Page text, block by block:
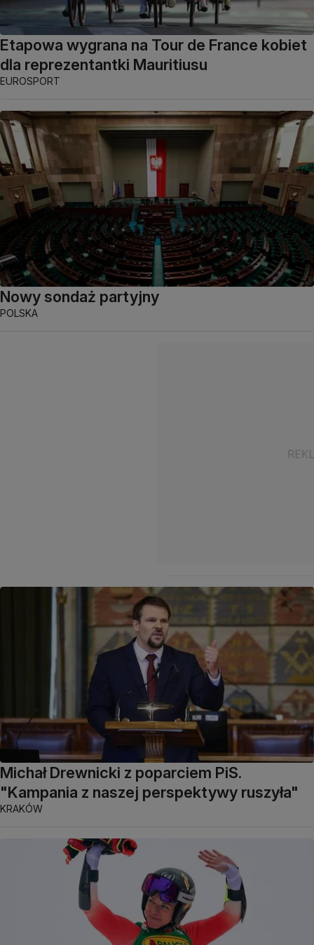
Etapowa wygrana na Tour de France kobiet
dla reprezentantki Mauritiusu
EUROSPORT
Nowy sondaż partyjny
POLSKA
Michał Drewnicki z poparciem PiS.
"Kampania z naszej perspektywy ruszyła"
KRAKÓW